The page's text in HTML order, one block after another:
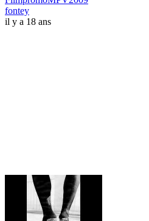
fontey
il y a 18 ans